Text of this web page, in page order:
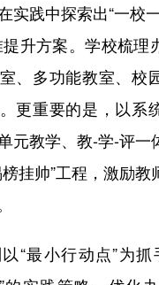
实践中探索出“一校
升方案。学校梳理
、多功能教室、校
更重要的是，以系
元教学、教-学-评一
挂帅”工程，激励
最小行动点”为抓